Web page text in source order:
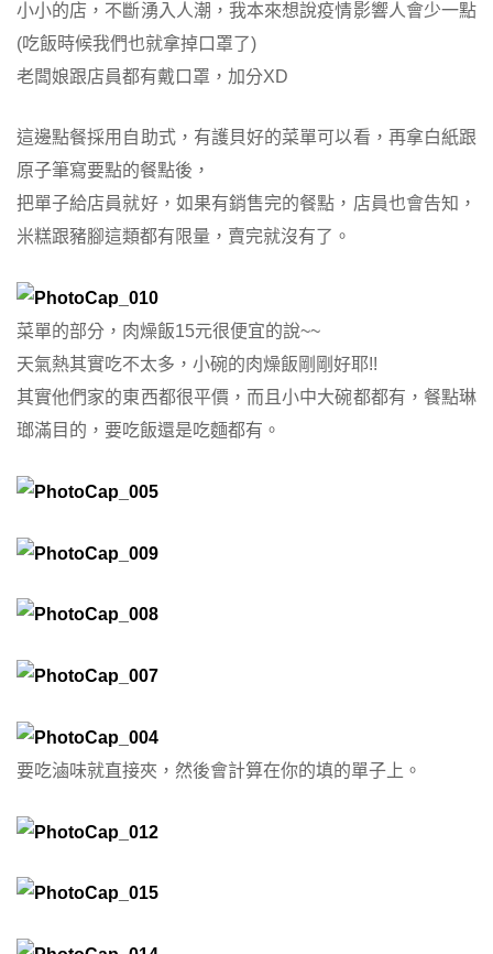
小小的店，不斷湧入人潮，我本來想說疫情影響人會少一點
(吃飯時候我們也就拿掉口罩了)
老闆娘跟店員都有戴口罩，加分XD
這邊點餐採用自助式，有護貝好的菜單可以看，再拿白紙跟
原子筆寫要點的餐點後，
把單子給店員就好，如果有銷售完的餐點，店員也會告知，
米糕跟豬腳這類都有限量，賣完就沒有了。
菜單的部分，肉燥飯15元很便宜的說~~
天氣熱其實吃不太多，小碗的肉燥飯剛剛好耶!!
其實他們家的東西都很平價，而且小中大碗都都有，餐點琳
瑯滿目的，要吃飯還是吃麵都有。
要吃滷味就直接夾，然後會計算在你的填的單子上。